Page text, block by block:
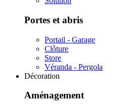
Portes et abris
Portail - Garage
Clôture
Store
Véranda - Pergola
Décoration
Aménagement